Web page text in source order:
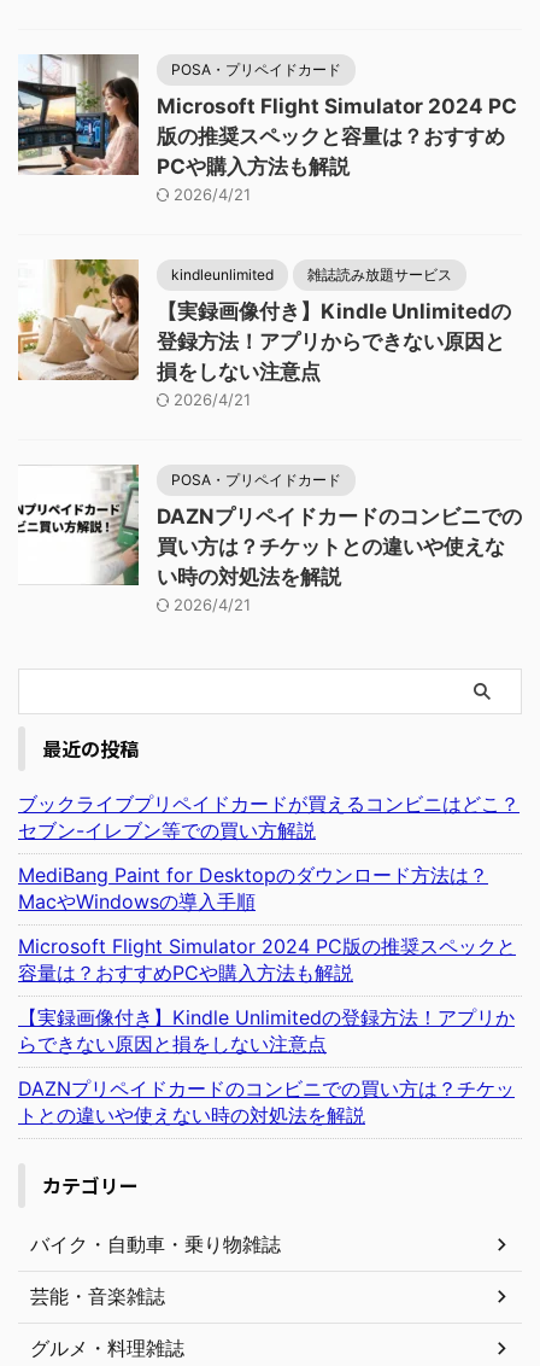
POSA・プリペイドカード
Microsoft Flight Simulator 2024 PC
版の推奨スペックと容量は？おすすめ
PCや購入方法も解説
2026/4/21
kindleunlimited 雑誌読み放題サービス
【実録画像付き】Kindle Unlimitedの
登録方法！アプリからできない原因と
損をしない注意点
2026/4/21
POSA・プリペイドカード
DAZNプリペイドカードのコンビニでの
買い方は？チケットとの違いや使えな
い時の対処法を解説
2026/4/21
最近の投稿
ブックライブプリペイドカードが買えるコンビニはどこ？
セブン-イレブン等での買い方解説
MediBang Paint for Desktopのダウンロード方法は？
MacやWindowsの導入手順
Microsoft Flight Simulator 2024 PC版の推奨スペックと
容量は？おすすめPCや購入方法も解説
【実録画像付き】Kindle Unlimitedの登録方法！アプリか
らできない原因と損をしない注意点
DAZNプリペイドカードのコンビニでの買い方は？チケッ
トとの違いや使えない時の対処法を解説
カテゴリー
バイク・自動車・乗り物雑誌
芸能・音楽雑誌
グルメ・料理雑誌